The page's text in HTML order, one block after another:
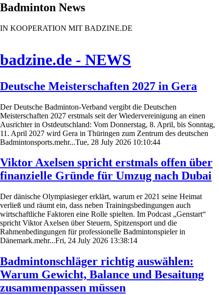
Badminton News
IN KOOPERATION MIT BADZINE.DE
badzine.de - NEWS
Deutsche Meisterschaften 2027 in Gera
Der Deutsche Badminton-Verband vergibt die Deutschen
Meisterschaften 2027 erstmals seit der Wiedervereinigung an einen
Ausrichter in Ostdeutschland: Vom Donnerstag, 8. April, bis Sonntag,
11. April 2027 wird Gera in Thüringen zum Zentrum des deutschen
Badmintonsports.mehr...Tue, 28 July 2026 10:10:44
Viktor Axelsen spricht erstmals offen über
finanzielle Gründe für Umzug nach Dubai
Der dänische Olympiasieger erklärt, warum er 2021 seine Heimat
verließ und räumt ein, dass neben Trainingsbedingungen auch
wirtschaftliche Faktoren eine Rolle spielten. Im Podcast „Genstart“
spricht Viktor Axelsen über Steuern, Spitzensport und die
Rahmenbedingungen für professionelle Badmintonspieler in
Dänemark.mehr...Fri, 24 July 2026 13:38:14
Badmintonschläger richtig auswählen:
Warum Gewicht, Balance und Besaitung
zusammenpassen müssen